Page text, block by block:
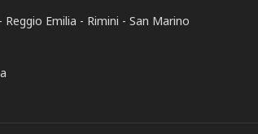
Reggio Emilia Rimini
San Marino